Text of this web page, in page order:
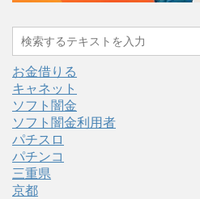
お金借りる
キャネット
ソフト闇金
ソフト闇金利用者
パチスロ
パチンコ
三重県
京都